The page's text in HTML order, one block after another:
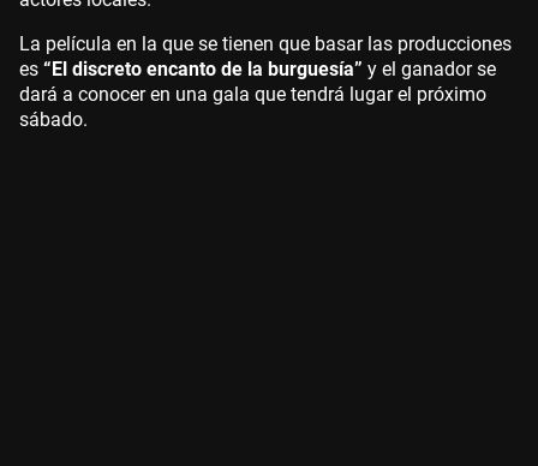
La película en la que se tienen que basar las producciones
es “El discreto encanto de la burguesía” y el ganador se
dará a conocer en una gala que tendrá lugar el próximo
sábado.